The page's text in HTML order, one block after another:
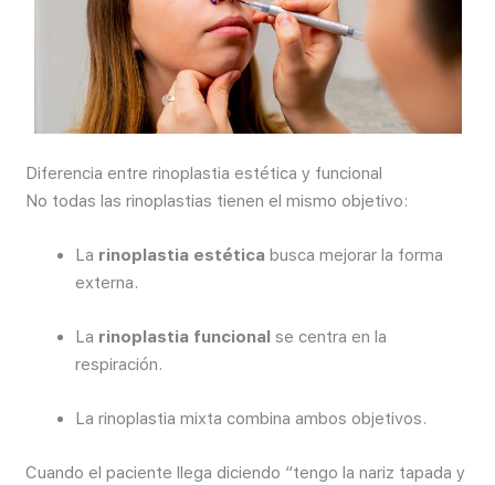
Diferencia entre rinoplastia estética y funcional
No todas las rinoplastias tienen el mismo objetivo:
La rinoplastia estética busca mejorar la forma
externa.
La rinoplastia funcional se centra en la
respiración.
La rinoplastia mixta combina ambos objetivos.
Cuando el paciente llega diciendo “tengo la nariz tapada y